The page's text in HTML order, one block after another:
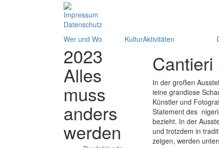
Impressum
Datenschutz
Wer und Wo
KulturAktivitäten
2023
Alles
muss
anders
werden
In der großen
ieine grandiose
Künstler und
Statement des
bezieht. In der
und trotzdem in
zeigen, werden